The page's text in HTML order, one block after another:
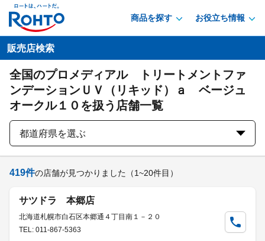
商品を探す お役立ち情報
販売店検索
全国のプロメディアル トリートメントファ
ンデーションＵＶ（リキッド）ａ ベージュ
オークル１０を扱う店舗一覧
都道府県を選ぶ
419件の店舗が見つかりました （1~20件目）
サツドラ 本郷店
北海道札幌市白石区本郷通４丁目南１－２０
TEL: 011-867-5363